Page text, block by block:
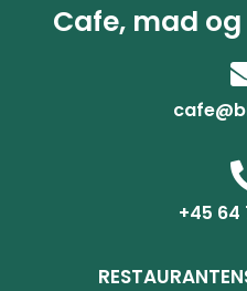
Cafe, mad
+45 64